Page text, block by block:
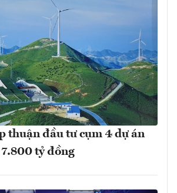
thuận đầu tư cụm 4 dự án
tỷ đồng